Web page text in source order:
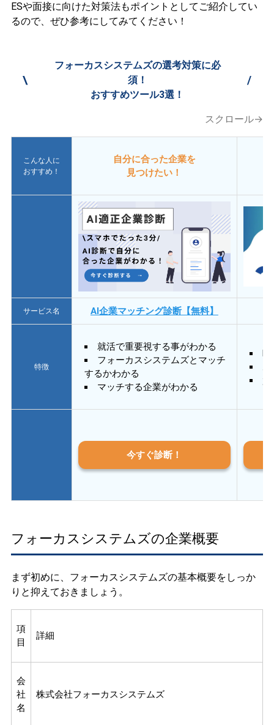
ESや面接に向けた対策法もポイントとしてご紹介してい
るので、ぜひ参考にしてみてください！
\
フォーカスシステムズの選考対策に必
須！
おすすめツール3選！
/
スクロール→
こんな人に
おすすめ！
自分に合った企業を
見つけたい！
サービス名 AI企業マッチング診断【無料】
特徴
就活で重要視する事がわかる
フォーカスシステムズとマッチ
するかわかる
マッチする企業がわかる
質
今すぐ診断！
フォーカスシステムズの企業概要
まず初めに、フォーカスシステムズの基本概要をしっか
りと抑えておきましょう。
項
目
詳細
会
社
名
株式会社フォーカスシステムズ